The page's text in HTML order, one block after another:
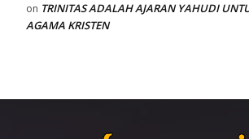
on TRINITAS ADALAH AJARAN YAHUDI
AGAMA KRISTEN